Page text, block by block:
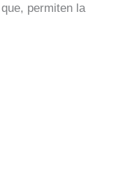
permiten la